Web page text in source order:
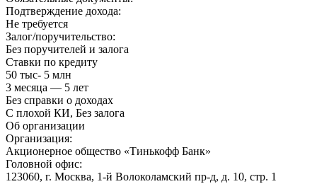
Подтверждение дохода:
Не требуется
Залог/поручительство:
Без поручителей и залога
Ставки по кредиту
50 тыс- 5 млн
3 месяца — 5 лет
Без справки о доходах
С плохой КИ, Без залога
Об организации
Организация:
Акционерное общество «Тинькофф Банк»
Головной офис:
123060, г. Москва, 1-й Волоколамский пр-д, д. 10, стр. 1